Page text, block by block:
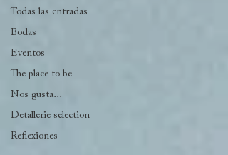
Todas las entradas
Bodas
Eventos
The place to be
Nos gusta...
Detallerie selection
Reflexiones